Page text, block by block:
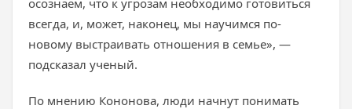
осознаем, что к угрозам необходимо готовиться
всегда, и, может, наконец, мы научимся по-
новому выстраивать отношения в семье», —
подсказал ученый.
По мнению Кононова, люди начнут понимать